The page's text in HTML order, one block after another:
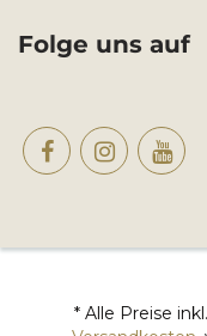
Folge uns auf
* Alle Preise